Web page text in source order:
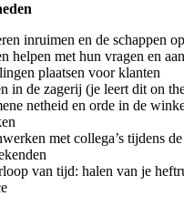
inruimen en de schappen
helpen met hun vragen en
plaatsen voor klanten
in de zagerij (je leert dit on
netheid en orde in de
met collega’s tijdens
van tijd: halen van je